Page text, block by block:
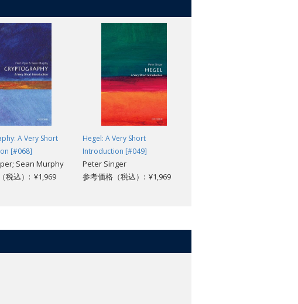
A Very Short
[#068]
Sean Murphy
税込）: ¥1,969
Hegel: A Very Short
Introduction [#049]
Peter Singer
参考価格（税込）: ¥1,969